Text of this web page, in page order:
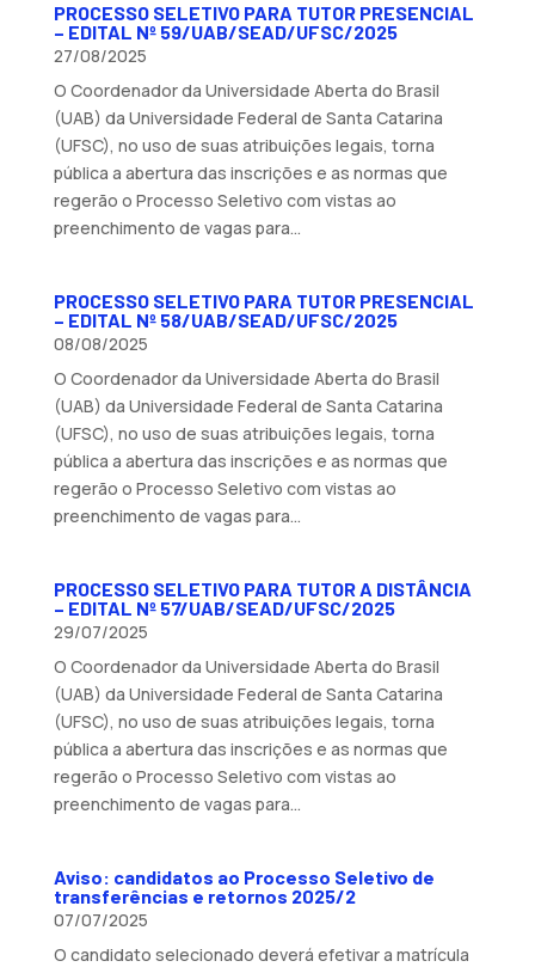
PROCESSO SELETIVO PARA TUTOR PRESENCIAL
– EDITAL Nº 59/UAB/SEAD/UFSC/2025
27/08/2025
O Coordenador da Universidade Aberta do Brasil
(UAB) da Universidade Federal de Santa Catarina
(UFSC), no uso de suas atribuições legais, torna
pública a abertura das inscrições e as normas que
regerão o Processo Seletivo com vistas ao
preenchimento de vagas para...
PROCESSO SELETIVO PARA TUTOR PRESENCIAL
– EDITAL Nº 58/UAB/SEAD/UFSC/2025
08/08/2025
O Coordenador da Universidade Aberta do Brasil
(UAB) da Universidade Federal de Santa Catarina
(UFSC), no uso de suas atribuições legais, torna
pública a abertura das inscrições e as normas que
regerão o Processo Seletivo com vistas ao
preenchimento de vagas para...
PROCESSO SELETIVO PARA TUTOR A DISTÂNCIA
– EDITAL Nº 57/UAB/SEAD/UFSC/2025
29/07/2025
O Coordenador da Universidade Aberta do Brasil
(UAB) da Universidade Federal de Santa Catarina
(UFSC), no uso de suas atribuições legais, torna
pública a abertura das inscrições e as normas que
regerão o Processo Seletivo com vistas ao
preenchimento de vagas para...
Aviso: candidatos ao Processo Seletivo de
transferências e retornos 2025/2
07/07/2025
O candidato selecionado deverá efetivar a matrícula